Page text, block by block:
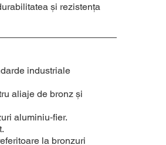
și rezistența
industriale
aliaje de bronz și
aluminiu‑fier.
la bronzuri